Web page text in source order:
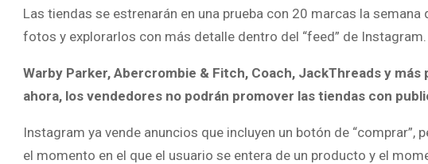
Las tiendas se estrenarán en una prueba con 20 marcas la
fotos y explorarlos con más detalle dentro del “feed” de Instagram.
Warby Parker, Abercrombie & Fitch, Coach, JackThreads y
ahora, los vendedores no podrán promover las tiendas con
Instagram ya vende anuncios que incluyen un botón de
el momento en el que el usuario se entera de un producto y el